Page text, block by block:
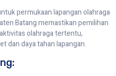
permukaan lapangan olahraga
Batang memastikan pemilihan
olahraga tertentu,
dan daya tahan lapangan.